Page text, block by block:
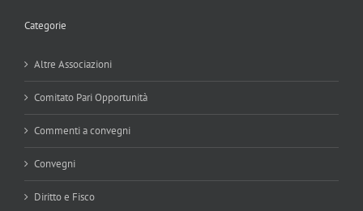
Categorie
Altre Associazioni
Comitato Pari Opportunità
Commenti a convegni
Convegni
Diritto e Fisco